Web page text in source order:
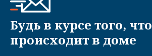
Будь в курсе того, что
происходит в доме